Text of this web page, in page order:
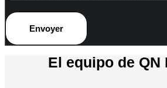
Envoyer
El equipo de QN